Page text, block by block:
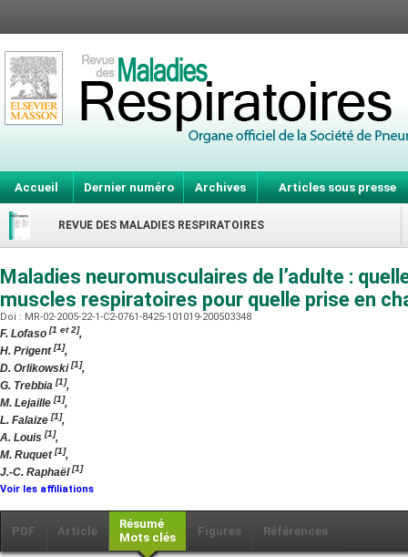
Accueil Dernier numéro Archives Articles sous presse
REVUE DES MALADIES RESPIRATOIRES
Maladies neuromusculaires de l’adulte :
muscles respiratoires pour quelle prise en
Doi : MR-02-2005-22-1-C2-0761-8425-101019-200503348
F. Lofaso [1 et 2],
H. Prigent[1],
D. Orlikowski[1],
G. Trebbia [1],
M. Lejaille [1],
L. Falaize [1],
A. Louis [1],
M. Ruquet[1],
J.-C. Raphaël[1]
Voir les affiliations
PDF Article
Résumé
Mots clés
Figures Références